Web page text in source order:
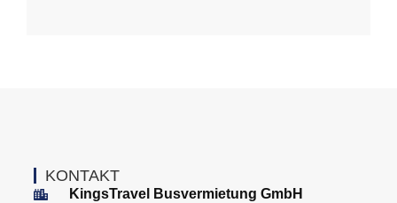
KONTAKT
KingsTravel Busvermietung GmbH